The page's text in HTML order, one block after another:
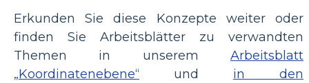
Erkunden Sie diese Konzepte weiter oder
finden Sie Arbeitsblätter zu verwandten
Themen in unserem Arbeitsblatt
„Koordinatenebene“ und in den